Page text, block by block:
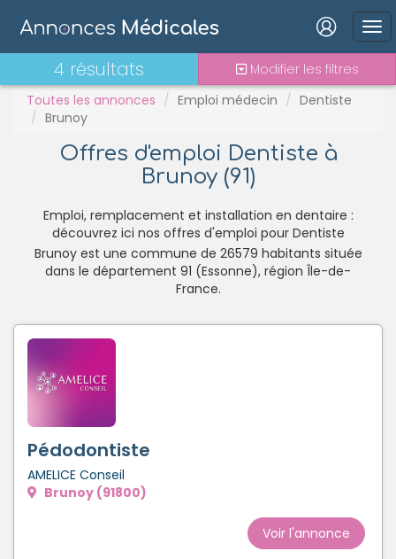
Connexion
Mot de passe oublié ?
Connexion
Se connecter avec Google
Se connecter avec Facebook
Se connecter avec LinkedIn
Toutes les annonces Emploi médecin
Dentiste
Brunoy
4 résultats Modifier les filtres
PH
Stages - alternance
Statut TNS
Vacations
Offres d'emploi Dentiste à
Brunoy (91)
Emploi, remplacement et installation en dentaire :
découvrez ici nos offres d'emploi pour Dentiste
Brunoy est une commune de 26579 habitants située
dans le département 91 (Essonne), région Île-de-
France.
Pédodontiste
AMELICE Conseil
Brunoy (91800)
Voir l'annonce